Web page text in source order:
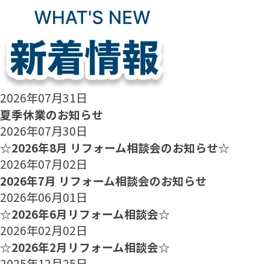
2026年07月31日
夏季休業のお知らせ
2026年07月30日
☆2026年8月 リフォーム相談会のお知らせ☆
2026年07月02日
2026年7月 リフォーム相談会のお知らせ
2026年06月01日
☆2026年6月リフォーム相談会☆
2026年02月02日
☆2026年2月リフォーム相談会☆